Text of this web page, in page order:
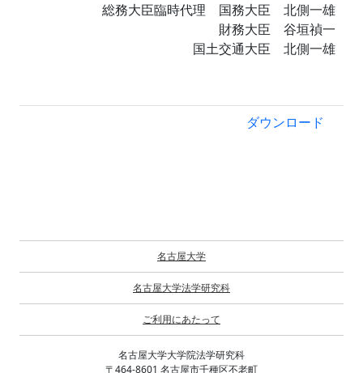
総務大臣臨時代理 国務大臣 北側一雄
財務大臣 谷垣禎一
国土交通大臣 北側一雄
ダウンロード
名古屋大学
名古屋大学法学研究科
ご利用にあたって
名古屋大学大学院法学研究科
〒464-8601 名古屋市千種区不老町